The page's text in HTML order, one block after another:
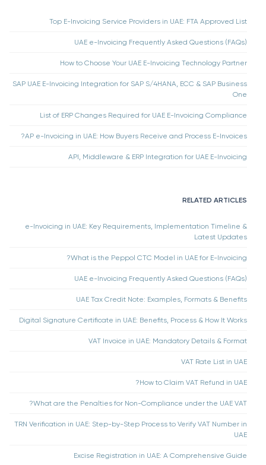
Top E-Invoicing Service Providers in UAE: FTA Approved List
UAE e-Invoicing Frequently Asked Questions (FAQs)
How to Choose Your UAE E-Invoicing Technology Partner
SAP UAE E-Invoicing Integration for SAP S/4HANA, ECC & SAP Business
One
List of ERP Changes Required for UAE E-Invoicing Compliance
AP e-Invoicing in UAE: How Buyers Receive and Process E-Invoices?
API, Middleware & ERP Integration for UAE E-Invoicing
RELATED ARTICLES
e-Invoicing in UAE: Key Requirements, Implementation Timeline &
Latest Updates
What is the Peppol CTC Model in UAE for E-Invoicing?
UAE e-Invoicing Frequently Asked Questions (FAQs)
UAE Tax Credit Note: Examples, Formats & Benefits
Digital Signature Certificate in UAE: Benefits, Process & How It Works
VAT Invoice in UAE: Mandatory Details & Format
VAT Rate List in UAE
How to Claim VAT Refund in UAE?
What are the Penalties for Non-Compliance under the UAE VAT?
TRN Verification in UAE: Step-by-Step Process to Verify VAT Number in
UAE
Excise Registration in UAE: A Comprehensive Guide